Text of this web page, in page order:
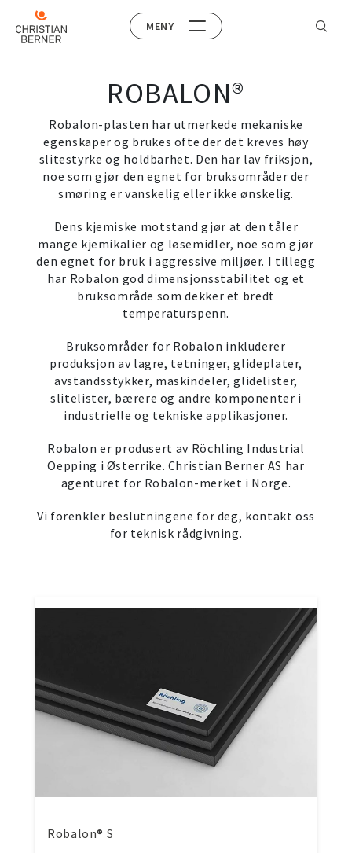
MENY
ROBALON®
Robalon-plasten har utmerkede mekaniske
egenskaper og brukes ofte der det kreves høy
slitestyrke og holdbarhet. Den har lav friksjon,
noe som gjør den egnet for bruksområder der
smøring er vanskelig eller ikke ønskelig.
Dens kjemiske motstand gjør at den tåler
mange kjemikalier og løsemidler, noe som gjør
den egnet for bruk i aggressive miljøer. I tillegg
har Robalon god dimensjonsstabilitet og et
bruksområde som dekker et bredt
temperaturspenn.
Bruksområder for Robalon inkluderer
produksjon av lagre, tetninger, glideplater,
avstandsstykker, maskindeler, glidelister,
slitelister, bærere og andre komponenter i
industrielle og tekniske applikasjoner.
Robalon er produsert av Röchling Industrial
Oepping i Østerrike. Christian Berner AS har
agenturet for Robalon-merket i Norge.
Vi forenkler beslutningene for deg, kontakt oss
for teknisk rådgivning.
Robalon® S